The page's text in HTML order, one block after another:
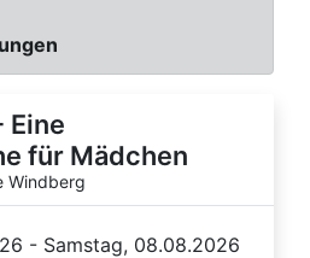
Eine
für Mädchen
Windberg
- Samstag, 08.08.2026